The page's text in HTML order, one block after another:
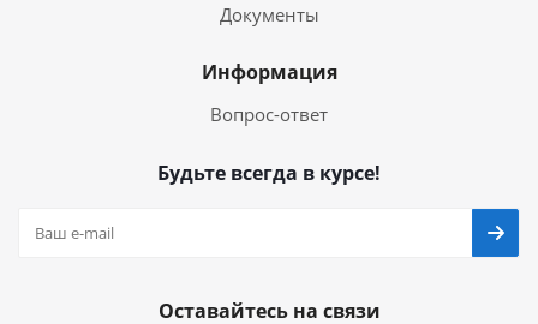
Документы
Информация
Вопрос-ответ
Будьте всегда в курсе!
Оставайтесь на связи